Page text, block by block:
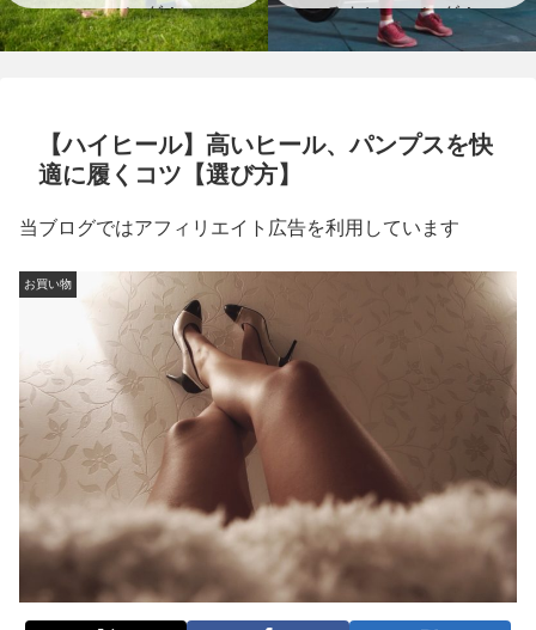
ーニング！
るトレーニング！
【ハイヒール】高いヒール、パンプスを快
適に履くコツ【選び方】
当ブログではアフィリエイト広告を利用しています
お買い物